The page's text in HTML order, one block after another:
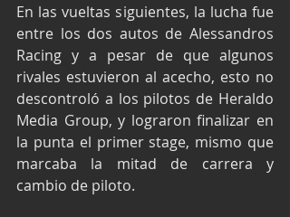
En las vueltas siguientes, la lucha fue
entre los dos autos de Alessandros
Racing y a pesar de que algunos
rivales estuvieron al acecho, esto no
descontroló a los pilotos de Heraldo
Media Group, y lograron finalizar en
la punta el primer stage, mismo que
marcaba la mitad de carrera y
cambio de piloto.